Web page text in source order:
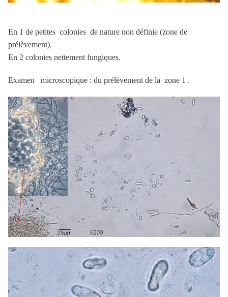
En 1 de petites colonies de nature non définie (zone de
prélèvement).
En 2 colonies nettement fungiques.
Examen microscopique : du prélèvement de la zone 1 .